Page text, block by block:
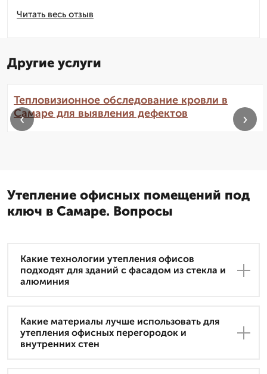
Читать весь отзыв
Другие услуги
Тепловизионное обследование кровли в
Самаре для выявления дефектов
‹ ›
Утепление офисных помещений под
ключ в Самаре. Вопросы
Какие технологии утепления офисов
подходят для зданий с фасадом из стекла и
алюминия
Какие материалы лучше использовать для
утепления офисных перегородок и
внутренних стен